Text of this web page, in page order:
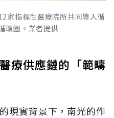
家指標性醫療院所共同導入循
環圈。業者提供
療供應鏈的「範疇
現實背景下，南光的作